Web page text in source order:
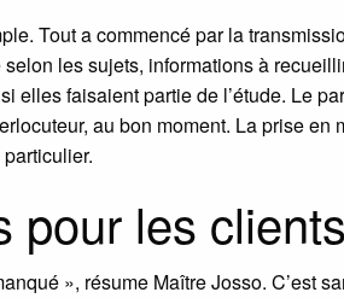
Tout a commencé par la
les sujets, informations à
elles faisaient partie de l’étude. Le
au bon moment. La prise
pour les
», résume Maître Josso. C’est